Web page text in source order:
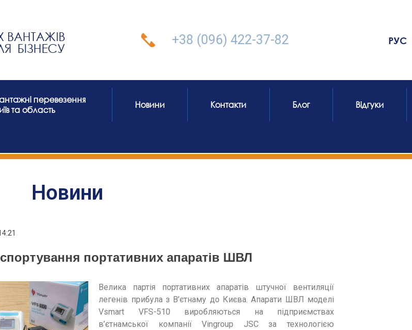
ВАНТАЖІВ
БІЗНЕСУ
+38 (096) 422-37-82 РУС
перевезення
та область
Новини Контакти Блог Відгуки
Новини
портативних апаратів ШВЛ
Велика партія портативних апаратів штучної вентиляції
легенів прибула з В’єтнаму до Києва. Апарати ШВЛ моделі
Vsmart VFS-510 виробляються на підприємствах
в’єтнамської компанії Vingroup JSC за технологією